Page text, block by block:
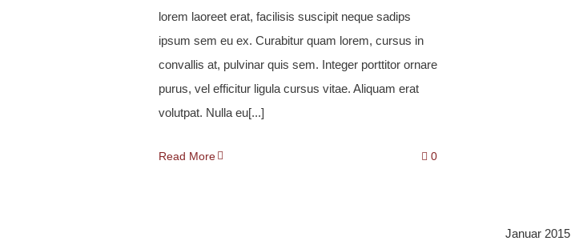
lorem laoreet erat, facilisis suscipit neque sadips
ipsum sem eu ex. Curabitur quam lorem, cursus in
convallis at, pulvinar quis sem. Integer porttitor ornare
purus, vel efficitur ligula cursus vitae. Aliquam erat
volutpat. Nulla eu[...]
Read More 0
Januar 2015